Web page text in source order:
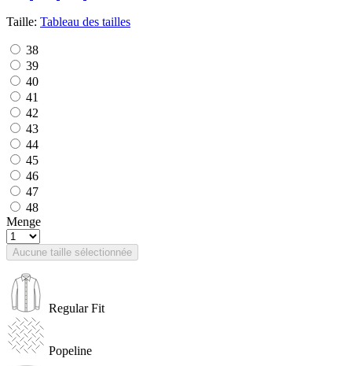
Taille: Tableau des tailles
38
39
40
41
42
43
44
45
46
47
48
Menge
Aucune taille sélectionnée
Regular Fit
Popeline